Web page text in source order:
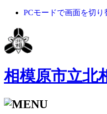
PCモードで画面を切り
相模原市立北